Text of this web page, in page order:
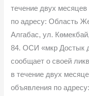
течение двух
по адресу: Область
Алгабас, ул.
84. ОСИ «мкр Достык
сообщает о своей
в течение двух
объявления по